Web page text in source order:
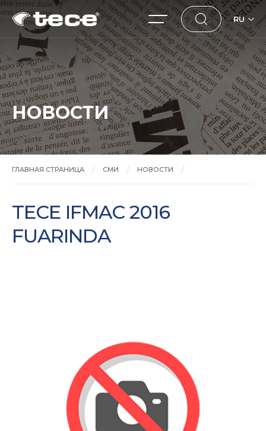
RU
НОВОСТИ
ГЛАВНАЯ СТРАНИЦА СМИ НОВОСТИ
TECE IFMAC 2016
FUARINDA